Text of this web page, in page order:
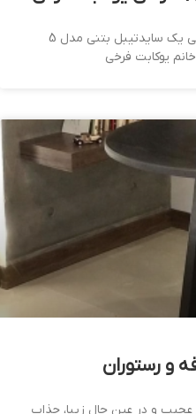
میز کنار مبلی پنج ریالی شاهنشاهی یک سایدتیبل بتنی مدل 5
یوکابت فرخی
و رستوران
عجیب و در عین حال زیبا، جذاب